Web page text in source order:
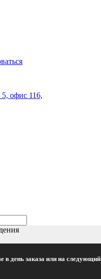
5, офис 116,
в день заказа или на следующий